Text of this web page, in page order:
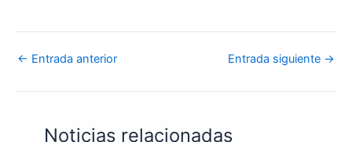
← Entrada anterior Entrada siguiente →
Noticias relacionadas